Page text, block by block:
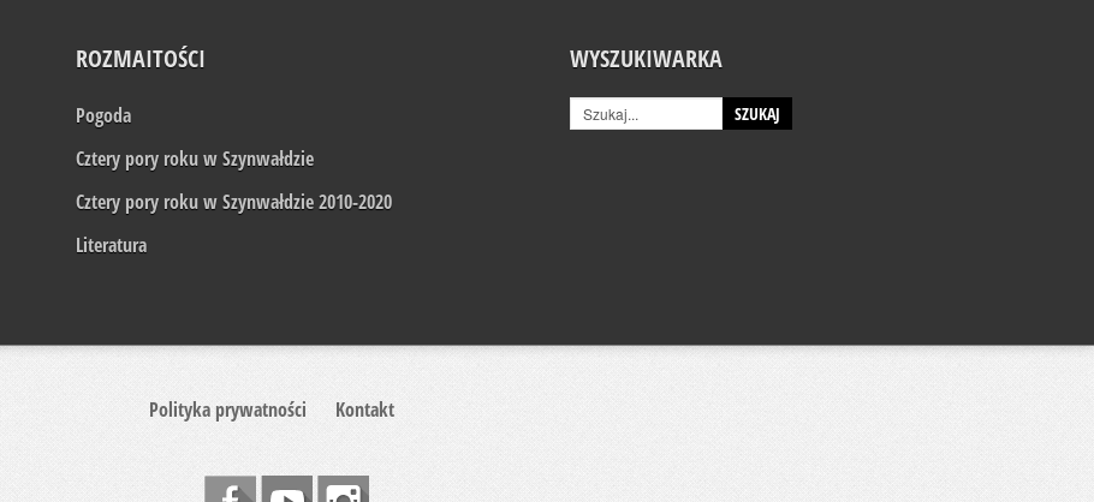
ROZMAITOŚCI
Pogoda
Cztery pory roku w Szynwałdzie
Cztery pory roku w Szynwałdzie 2010-2020
Literatura
WYSZUKIWARKA
SZUKAJ
Polityka prywatności Kontakt